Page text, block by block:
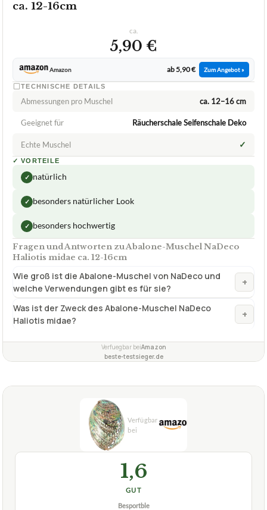
ca. 12-16cm
ca.
5,90 €
Amazon ab 5,90 € Zum Angebot »
TECHNISCHE DETAILS
Abmessungen pro Muschel ca. 12–16 cm
Geeignet für Räucherschale Seifenschale Deko
Echte Muschel ✓
✓ VORTEILE
✓ natürlich
✓ besonders natürlicher Look
✓ besonders hochwertig
Fragen und Antworten zu Abalone-Muschel NaDeco
Haliotis midae ca. 12-16cm
Wie groß ist die Abalone-Muschel von NaDeco und
welche Verwendungen gibt es für sie?
+
Was ist der Zweck des Abalone-Muschel NaDeco
Haliotis midae?
+
Verfuegbar beiAmazon
beste-testsieger.de
1,6
GUT
Besportble